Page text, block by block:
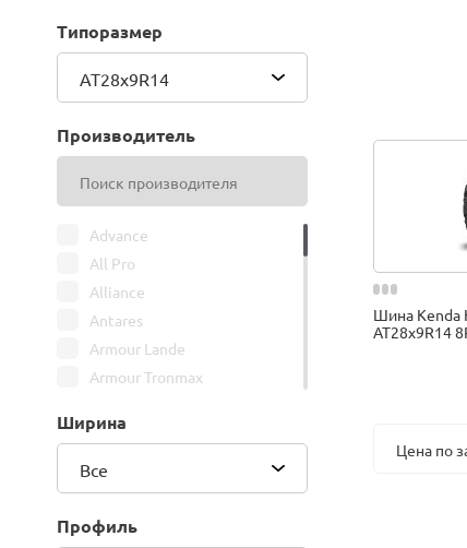
Типоразмер
AT28x9R14
Производитель
Advance
All Pro
Alliance
Antares
Armour Lande
Armour Tronmax
ATIRE
Bars
Belshina
Ширина
Все
Профиль
Шина Kenda
AT28x9R14
Цена по